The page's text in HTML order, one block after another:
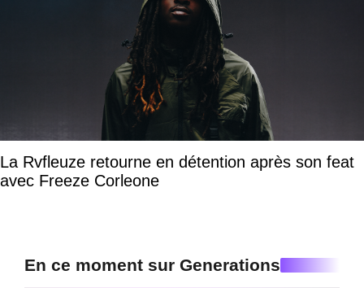
La Rvfleuze retourne en détention après son feat
avec Freeze Corleone
En ce moment sur Generations